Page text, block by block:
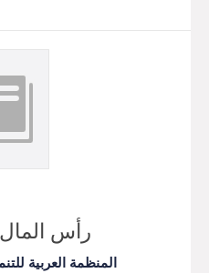
رأس
المنظمة العربية